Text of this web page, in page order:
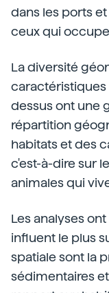
dans les ports
ceux qui
La diversité
dessus ont une
répartition
habitats et des
c'est-à-dire sur
animales qui
Les analyses
influent le plus
spatiale sont la
sédimentaires